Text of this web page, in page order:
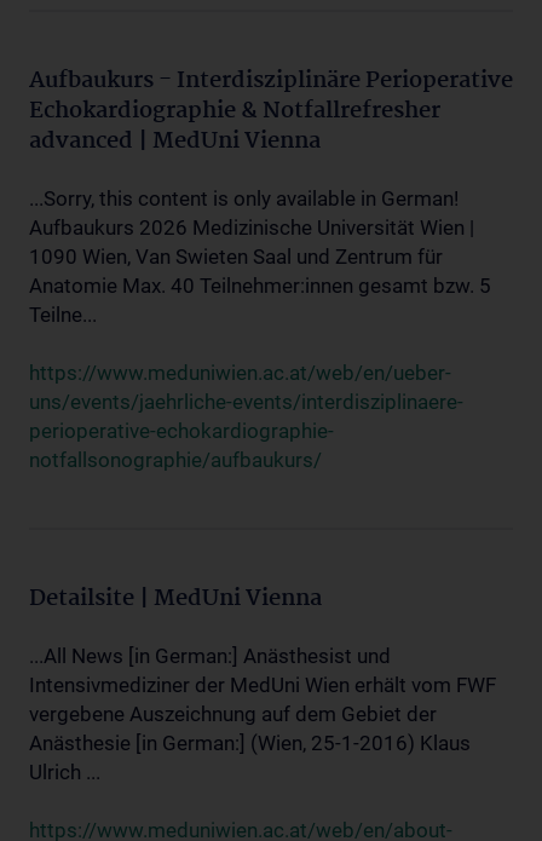
Aufbaukurs - Interdisziplinäre Perioperative
Echokardiographie & Notfallrefresher
advanced | MedUni Vienna
...Sorry, this content is only available in German!
Aufbaukurs 2026 Medizinische Universität Wien |
1090 Wien, Van Swieten Saal und Zentrum für
Anatomie Max. 40 Teilnehmer:innen gesamt bzw. 5
Teilne...
https://www.meduniwien.ac.at/web/en/ueber-
uns/events/jaehrliche-events/interdisziplinaere-
perioperative-echokardiographie-
notfallsonographie/aufbaukurs/
Detailsite | MedUni Vienna
...All News [in German:] Anästhesist und
Intensivmediziner der MedUni Wien erhält vom FWF
vergebene Auszeichnung auf dem Gebiet der
Anästhesie [in German:] (Wien, 25-1-2016) Klaus
Ulrich ...
https://www.meduniwien.ac.at/web/en/about-